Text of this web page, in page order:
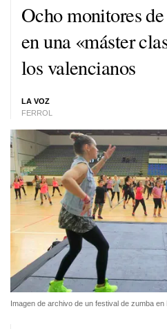
Ocho monitores
en una «máster
los valencianos
LA VOZ
FERROL
Imagen de archivo de un festival de zumba en